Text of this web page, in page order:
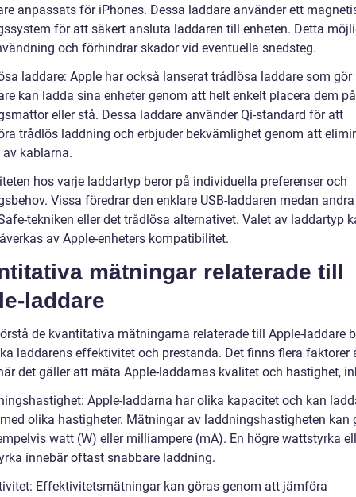
anpassats för iPhones. Dessa laddare använder ett
för att säkert ansluta laddaren till enheten. Detta
och förhindrar skador vid eventuella snedsteg.
laddare: Apple har också lanserat trådlösa laddare som gör
kan ladda sina enheter genom att helt enkelt placera dem på
eller stå. Dessa laddare använder Qi-standard för att
trådlös laddning och erbjuder bekvämlighet genom att
av kablarna.
hos varje laddartyp beror på individuella preferenser och
Vissa föredrar den enklare USB-laddaren medan
tekniken eller det trådlösa alternativet. Valet av laddartyp
av Apple-enheters kompatibilitet.
mätningar relaterade till
laddare
de kvantitativa mätningarna relaterade till Apple-laddare
laddarens effektivitet och prestanda. Det finns flera faktorer
det gäller att mäta Apple-laddarnas kvalitet och hastighet,
Apple-laddarna har olika kapacitet och kan
olika hastigheter. Mätningar av laddningshastigheten kan
watt (W) eller milliampere (mA). En högre wattstyrka
innebär oftast snabbare laddning.
Effektivitetsmätningar kan göras genom att jämföra